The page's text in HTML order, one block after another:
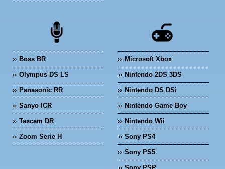
Boss BR
Olympus DS LS
Panasonic RR
Sanyo ICR
Tascam DR
Zoom Serie H
Microsoft Xbox
Nintendo 2DS 3DS
Nintendo DS DSi
Nintendo Game Boy
Nintendo Wii
Sony PS4
Sony PS5